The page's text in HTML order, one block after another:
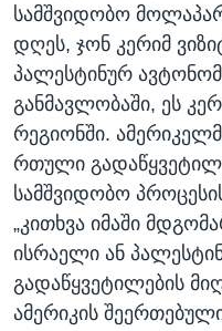
სამშვიდობო
დღეს, ჯონ კერიმ
პალესტინურ
განმავლობაში, ეს
რეგიონში.
რთული
სამშვიდობო
„კითხვა იმაში
ისრაელი ან
გადაწყვეტილების
ამერიკის